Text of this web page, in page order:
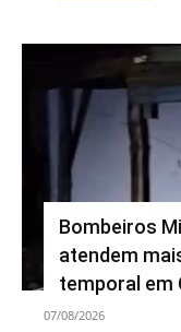
Bombeiros
atendem
temporal em
07/08/2026